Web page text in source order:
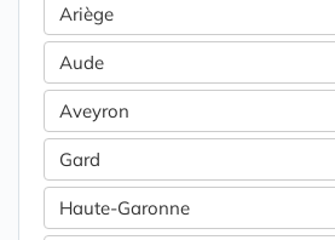
Ariège
Aude
Aveyron
Gard
Haute-Garonne